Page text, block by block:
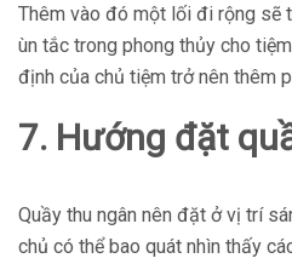
Thêm vào đó một lối đi rộng sẽ
ùn tắc trong phong thủy cho
định của chủ tiệm trở nên thêm
7. Hướng đặt
Quầy thu ngân nên đặt ở vị trí
chủ có thể bao quát nhìn thấy